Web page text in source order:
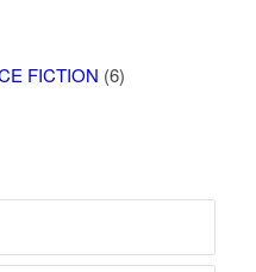
FICTION (6)